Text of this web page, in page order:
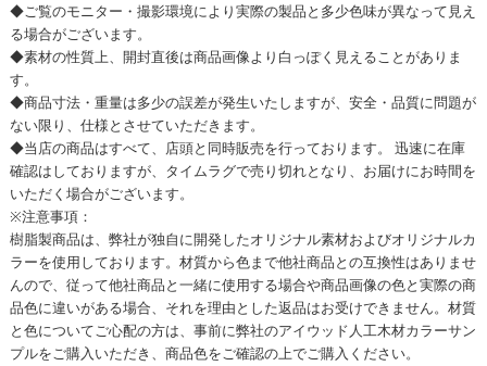
◆ご覧のモニター・撮影環境により実際の製品と多少色味が異なって見え
る場合がございます。
◆素材の性質上、開封直後は商品画像より白っぽく見えることがありま
す。
◆商品寸法・重量は多少の誤差が発生いたしますが、安全・品質に問題が
ない限り、仕様とさせていただきます。
◆当店の商品はすべて、店頭と同時販売を行っております。 迅速に在庫
確認はしておりますが、タイムラグで売り切れとなり、お届けにお時間を
いただく場合がございます。
※注意事項：
樹脂製商品は、弊社が独自に開発したオリジナル素材およびオリジナルカ
ラーを使用しております。材質から色まで他社商品との互換性はありませ
んので、従って他社商品と一緒に使用する場合や商品画像の色と実際の商
品色に違いがある場合、それを理由とした返品はお受けできません。材質
と色についてご心配の方は、事前に弊社のアイウッド人工木材カラーサン
プルをご購入いただき、商品色をご確認の上でご購入ください。